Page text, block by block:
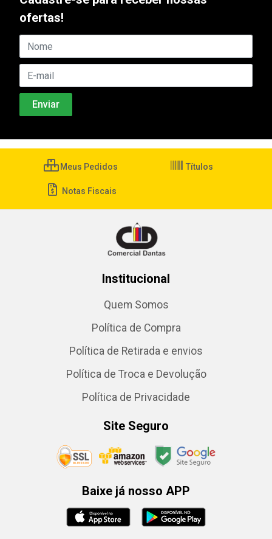
ofertas!
Meus Pedidos Títulos
Notas Fiscais
Institucional
Quem Somos
Política de Compra
Política de Retirada e envios
Política de Troca e Devolução
Política de Privacidade
Site Seguro
Baixe já nosso APP